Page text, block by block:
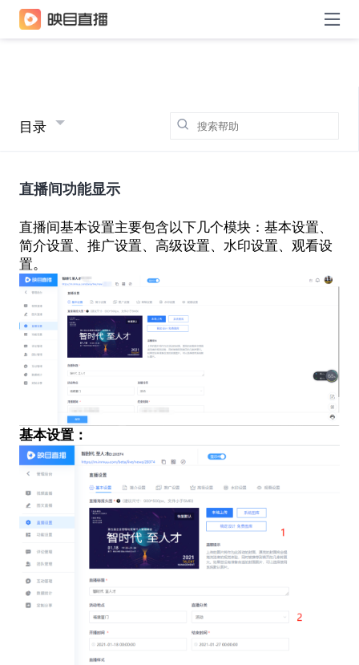
目录
直播间功能显示
直播间基本设置主要包含以下几个模块：基本设置、
简介设置、推广设置、高级设置、水印设置、观看设
置。
基本设置：